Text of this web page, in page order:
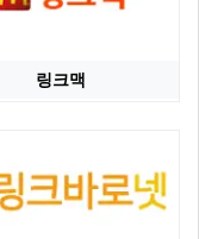
링크맥